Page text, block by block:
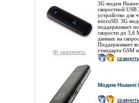
3G модем
скоростной
устройство для
microSD. 3G
поддерживает
скорости до 3,6
данных на
Поддерживает
стандарта GSM
Модем Huawei